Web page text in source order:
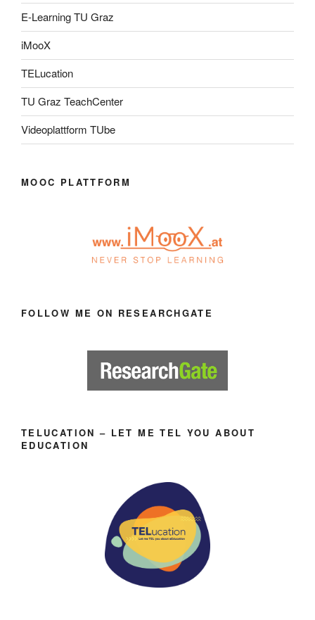
E-Learning TU Graz
iMooX
TELucation
TU Graz TeachCenter
Videoplattform TUbe
MOOC PLATTFORM
FOLLOW ME ON RESEARCHGATE
TELUCATION – LET ME TEL YOU ABOUT
EDUCATION